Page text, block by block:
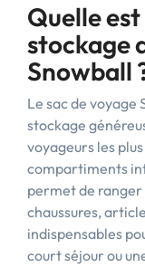
Quelle
stockage
Snowball
Le sac de voyage
stockage
voyageurs les
compartiments
permet de
chaussures,
indispensables
court séjour ou